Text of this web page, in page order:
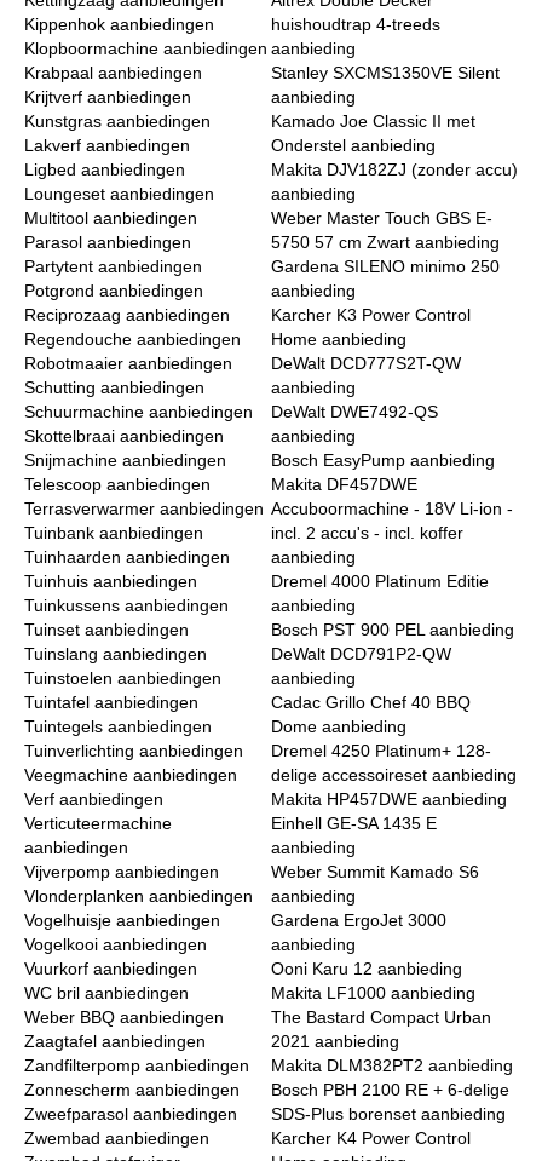
Kippenhok aanbiedingen
Klopboormachine aanbiedingen
Krabpaal aanbiedingen
Krijtverf aanbiedingen
Kunstgras aanbiedingen
Lakverf aanbiedingen
Ligbed aanbiedingen
Loungeset aanbiedingen
Multitool aanbiedingen
Parasol aanbiedingen
Partytent aanbiedingen
Potgrond aanbiedingen
Reciprozaag aanbiedingen
Regendouche aanbiedingen
Robotmaaier aanbiedingen
Schutting aanbiedingen
Schuurmachine aanbiedingen
Skottelbraai aanbiedingen
Snijmachine aanbiedingen
Telescoop aanbiedingen
Terrasverwarmer aanbiedingen
Tuinbank aanbiedingen
Tuinhaarden aanbiedingen
Tuinhuis aanbiedingen
Tuinkussens aanbiedingen
Tuinset aanbiedingen
Tuinslang aanbiedingen
Tuinstoelen aanbiedingen
Tuintafel aanbiedingen
Tuintegels aanbiedingen
Tuinverlichting aanbiedingen
Veegmachine aanbiedingen
Verf aanbiedingen
Verticuteermachine
aanbiedingen
Vijverpomp aanbiedingen
Vlonderplanken aanbiedingen
Vogelhuisje aanbiedingen
Vogelkooi aanbiedingen
Vuurkorf aanbiedingen
WC bril aanbiedingen
Weber BBQ aanbiedingen
Zaagtafel aanbiedingen
Zandfilterpomp aanbiedingen
Zonnescherm aanbiedingen
Zweefparasol aanbiedingen
Zwembad aanbiedingen
huishoudtrap 4-treeds
aanbieding
Stanley SXCMS1350VE Silent
aanbieding
Kamado Joe Classic II met
Onderstel aanbieding
Makita DJV182ZJ (zonder accu)
aanbieding
Weber Master Touch GBS E-
5750 57 cm Zwart aanbieding
Gardena SILENO minimo 250
aanbieding
Karcher K3 Power Control
Home aanbieding
DeWalt DCD777S2T-QW
aanbieding
DeWalt DWE7492-QS
aanbieding
Bosch EasyPump aanbieding
Makita DF457DWE
Accuboormachine - 18V Li-ion -
incl. 2 accu's - incl. koffer
aanbieding
Dremel 4000 Platinum Editie
aanbieding
Bosch PST 900 PEL aanbieding
DeWalt DCD791P2-QW
aanbieding
Cadac Grillo Chef 40 BBQ
Dome aanbieding
Dremel 4250 Platinum+ 128-
delige accessoireset aanbieding
Makita HP457DWE aanbieding
Einhell GE-SA 1435 E
aanbieding
Weber Summit Kamado S6
aanbieding
Gardena ErgoJet 3000
aanbieding
Ooni Karu 12 aanbieding
Makita LF1000 aanbieding
The Bastard Compact Urban
2021 aanbieding
Makita DLM382PT2 aanbieding
Bosch PBH 2100 RE + 6-delige
SDS-Plus borenset aanbieding
Karcher K4 Power Control